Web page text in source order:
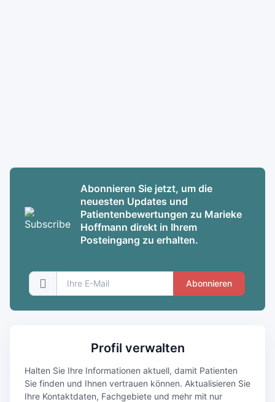
Abonnieren Sie jetzt, um die
neuesten Updates und
Patientenbewertungen zu Marieke
Hoffmann direkt in Ihrem
Posteingang zu erhalten.
Abonnieren
Profil verwalten
Halten Sie Ihre Informationen aktuell, damit Patienten
Sie finden und Ihnen vertrauen können. Aktualisieren Sie
Ihre Kontaktdaten, Fachgebiete und mehr mit nur